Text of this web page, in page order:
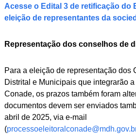
Acesse o Edital 3 de retificação do
eleição de representantes da
Representação dos conselhos de
Para a eleição de representação dos
Distrital e Municipais que integrarão
Conade, os prazos também foram
documentos devem ser enviados
abril de 2025, via e-mail
(